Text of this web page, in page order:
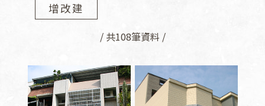
增改建
/ 共108筆資料 /